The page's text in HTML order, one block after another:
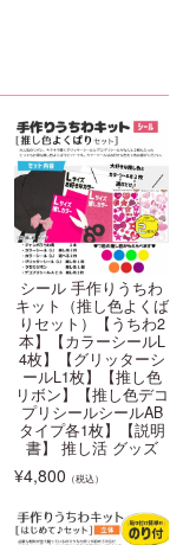
シール 手作りうちわ
キット（推し色よくば
りセット）【うちわ2
本】【カラーシールL
4枚】【グリッターシ
ールL1枚】【推し色
リボン】【推し色デコ
プリシールシールAB
タイプ各1枚】【説明
書】 推し活 グッズ
¥4,800 （税込）